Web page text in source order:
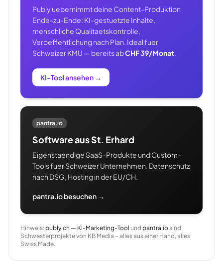
Publy uebernimmt deine Content-Produktion
Ende-zu-Ende: KI-gestuetzte Inhalte,
menschliche Qualitaetskontrolle,
Veroeffentlichung nach Plan. Ideal fuer
Schweizer KMU — bereits abCHF 39/Monat.
KI-Tool ansehen →
pantra.io
Software aus St. Erhard
Eigenstaendige SaaS-Produkte und Custom-
Tools fuer Schweizer Unternehmen. Datenschutz
nach DSG, Hosting in der EU/CH.
pantra.io besuchen →
Hinweis: publy.ch — KI-Marketing-Tool und pantra.iosind
Schwesterprojekte von KB Media – alles aus einer Hand, alles
Swiss Made.